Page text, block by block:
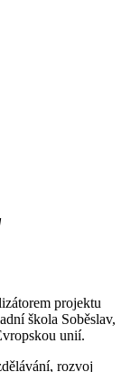
projektu
škola Soběslav,
unií.
rozvoj